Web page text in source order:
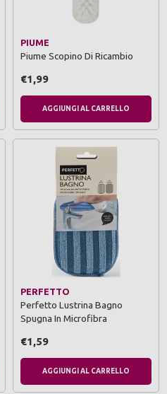
PIUME
Piume Scopino Di Ricambio
€1,99
AGGIUNGI AL CARRELLO
PERFETTO
Perfetto Lustrina Bagno
Spugna In Microfibra
€1,59
AGGIUNGI AL CARRELLO